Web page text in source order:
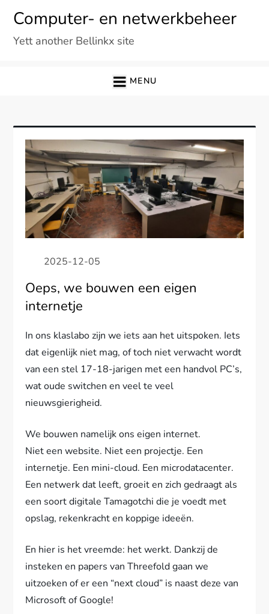
naarComputer- en netwerkbeheer
Yett another Bellinkx site
MENU
Oeps, we bouwen een eigen
internetje
In ons klaslabo zijn we iets aan het uitspoken. Iets
dat eigenlijk niet mag, of toch niet verwacht wordt
van een stel 17-18-jarigen met een handvol PC’s,
wat oude switchen en veel te veel
nieuwsgierigheid.
We bouwen namelijk ons eigen internet.
Niet een website. Niet een projectje. Een
internetje. Een mini-cloud. Een microdatacenter.
Een netwerk dat leeft, groeit en zich gedraagt als
een soort digitale Tamagotchi die je voedt met
opslag, rekenkracht en koppige ideeën.
En hier is het vreemde: het werkt. Dankzij de
insteken en papers van Threefold gaan we
uitzoeken of er een “next cloud” is naast deze van
Microsoft of Google!